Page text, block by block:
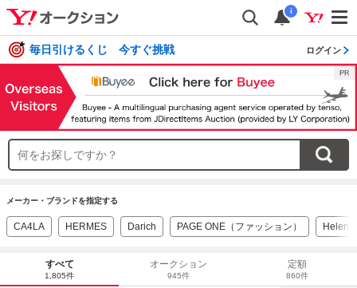
i
毎日引けるくじ 今すぐ挑戦 ログイン
メーカー・ブランドを指定する
CA4LA HERMES Darich PAGE ONE（ファッション） Helen
すべて
1,805件
オークション
945件
定額
860件